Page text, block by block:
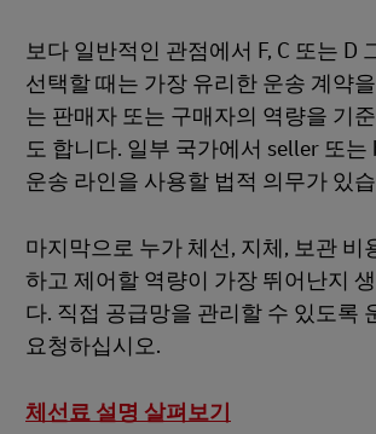
보다 일반적인 관점에서 F, C 또는 D
선택할 때는 가장 유리한 운송 계약
는 판매자 또는 구매자의 역량을 기
도 합니다. 일부 국가에서 seller 또는
운송 라인을 사용할 법적 의무가 있
마지막으로 누가 체선, 지체, 보관 비
하고 제어할 역량이 가장 뛰어난지
다. 직접 공급망을 관리할 수 있도록
요청하십시오.
체선료 설명 살펴보기